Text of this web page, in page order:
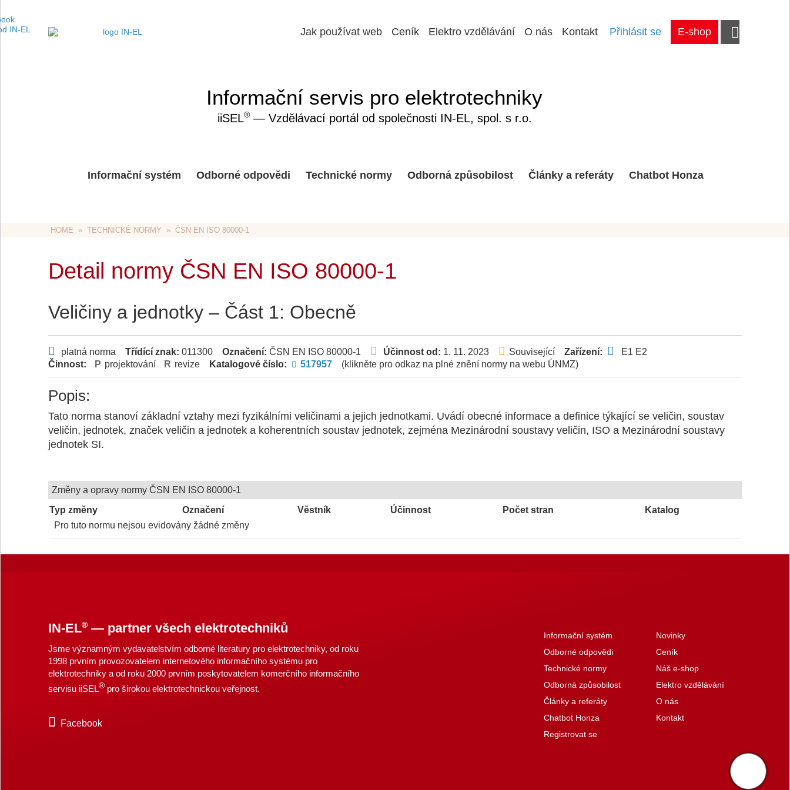
Přihlásit se E-shop
Jak používat web Ceník Elektro vzdělávání O nás Kontakt
Informační servis pro elektrotechniky
iiSEL®— Vzdělávací portál od společnosti IN-EL, spol. s r.o.
Informační systém Odborné odpovědi Technické normy Odborná způsobilost Články a referáty Chatbot Honza
HOME
  »
TECHNICKÉ NORMY
  »  ČSN EN ISO 80000-1
Detail normy ČSN EN ISO 80000-1
Veličiny a jednotky – Část 1: Obecně
platná norma Třídící znak: 011300 Označení: ČSN EN ISO 80000-1 Účinnost od: 1. 11. 2023 Související Zařízení: E1 E2
Činnost:
projektování revize Katalogové číslo: 517957 (klikněte pro odkaz na plné znění normy na webu ÚNMZ)
Popis:
Tato norma stanoví základní vztahy mezi fyzikálními veličinami a jejich jednotkami. Uvádí obecné informace a definice týkající se veličin, soustav
veličin, jednotek, značek veličin a jednotek a koherentních soustav jednotek, zejména Mezinárodní soustavy veličin, ISO a Mezinárodní soustavy
jednotek SI.
Změny a opravy normy ČSN EN ISO 80000-1
Typ změny
Označení Věstník Účinnost Počet stran
Katalog
Pro tuto normu nejsou evidovány žádné změny
IN-EL®— partner všech elektrotechniků
Jsme významným vydavatelstvím odborné literatury pro elektrotechniky, od roku
1998 prvním provozovatelem internetového informačního systému pro
elektrotechniky a od roku 2000 prvním poskytovatelem komerčního informačního
servisu iiSEL®pro širokou elektrotechnickou veřejnost.
Facebook
Novinky
Ceník
Náš e-shop
Elektro vzdělávání
O nás
Kontakt
Informační systém
Odborné odpovědi
Technické normy
Odborná způsobilost
Články a referáty
Chatbot Honza
Registrovat se